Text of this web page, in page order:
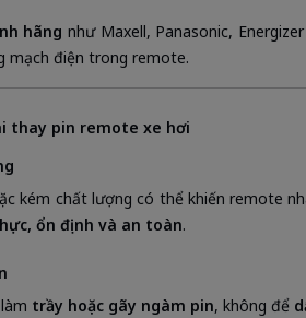
hãng như Maxell, Panasonic,
mạch điện trong remote.
thay pin remote xe hơi
kém chất lượng có thể khiến remote
ổn định và an toàn.
trầy hoặc gãy ngàm pin, không để